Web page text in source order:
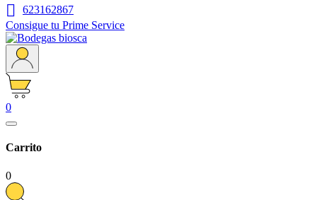

623162867
Consigue tu Prime Service
0
Carrito
0